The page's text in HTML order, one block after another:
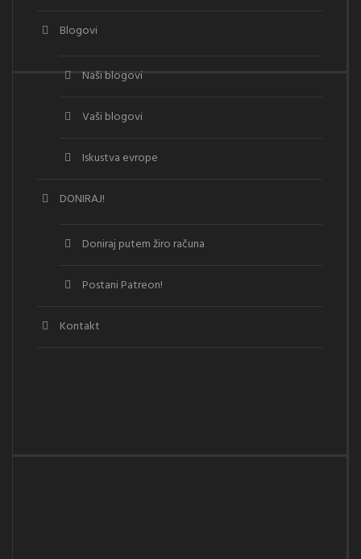
Blogovi
Naši blogovi
Vaši blogovi
Iskustva evrope
DONIRAJ!
Doniraj putem žiro računa
Postani Patreon!
Kontakt